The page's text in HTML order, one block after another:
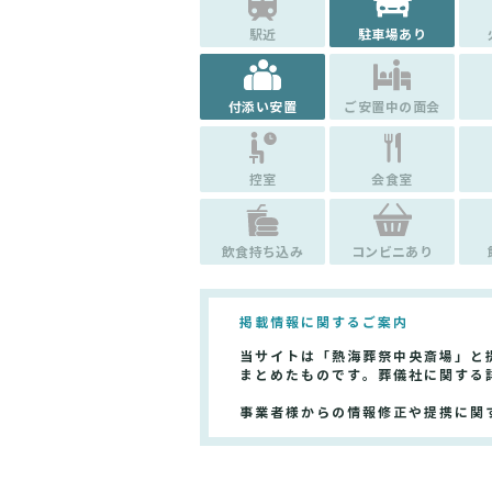
駅近 駐車場あり
付添い安置 ご安置中の面会
控室 会食室
飲食持ち込み コンビニあり
掲載情報に関するご案内
当サイトは「熱海葬祭中央斎場」
まとめたものです。葬儀社に関す
事業者様からの情報修正や提携に